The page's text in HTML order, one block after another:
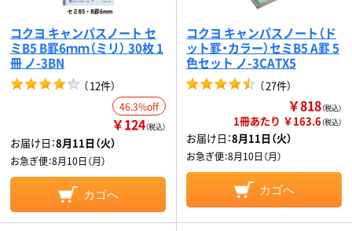
コクヨ キャンパスノート セ
ミB5 B罫6ｍｍ（ミリ） 30枚 1
冊 ノ-3BN
（12件）
46.3%off
￥124（税込）
お届け日：8月11日（火）
お急ぎ便：8月10日（月）
カゴへ
コクヨ キャンパスノート（ド
ット罫・カラー）セミB5 A罫 5
色セット ノ-3CATX5
（27件）
￥818（税込）
1冊あたり ￥163.6（税込）
お届け日：8月11日（火）
お急ぎ便：8月10日（月）
カゴへ